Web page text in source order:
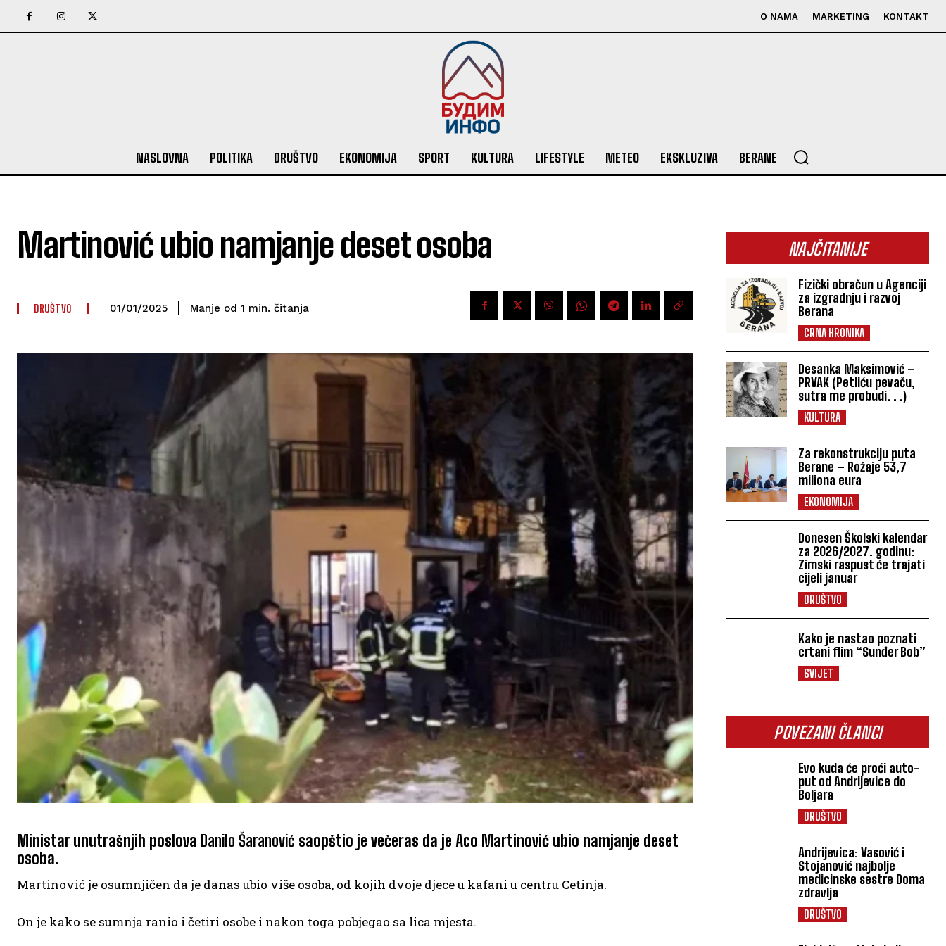
O NAMA MARKETING KONTAKT
NASLOVNA POLITIKA DRUŠTVO EKONOMIJA SPORT KULTURA LIFESTYLE METEO EKSKLUZIVA BERANE
NAJČITANIJE
Fizički obračun u Agenciji
za izgradnju i razvoj
Berana
CRNA HRONIKA
Desanka Maksimović –
PRVAK (Petliću pevaču,
sutra me probudi. . .)
KULTURA
Za rekonstrukciju puta
Berane – Rožaje 53,7
miliona eura
EKONOMIJA
Donesen Školski kalendar
za 2026/2027. godinu:
Zimski raspust će trajati
cijeli januar
DRUŠTVO
Kako je nastao poznati
crtani flim “Sunđer Bob”
SVIJET
POVEZANI ČLANCI
Evo kuda će proći auto-
put od Andrijevice do
Boljara
DRUŠTVO
Andrijevica: Vasović i
Stojanović najbolje
medicinske sestre Doma
zdravlja
DRUŠTVO
Martinović ubio namjanje deset osoba
DRUŠTVO 01/01/2025 Manje od 1 min. čitanja
Ministar unutrašnjih poslova Danilo Šaranović saopštio je večeras da je Aco Martinović ubio namjanje deset
osoba.
Martinović je osumnjičen da je danas ubio više osoba, od kojih dvoje djece u kafani u centru Cetinja.
On je kako se sumnja ranio i četiri osobe i nakon toga pobjegao sa lica mjesta.